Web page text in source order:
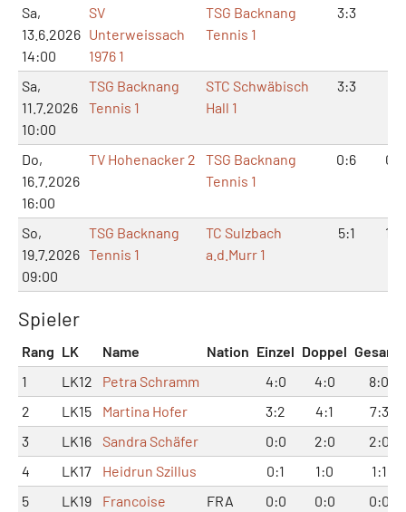
Sa,
13.6.2026
14:00
SV
Unterweissach
1976 1
TSG Backnang
Tennis 1
3:3
Sa,
11.7.2026
10:00
TSG Backnang
Tennis 1
STC Schwäbisch
Hall 1
3:3
Do,
16.7.2026
16:00
TV Hohenacker 2
TSG Backnang
Tennis 1
0:6
So,
19.7.2026
09:00
TSG Backnang
Tennis 1
TC Sulzbach
a.d.Murr 1
5:1
Spieler
Rang LK Name Nation Einzel Doppel Gesamt
1
LK12 Petra Schramm 4:0 4:0
8:0
2
LK15 Martina Hofer 3:2 4:1
7:3
3
LK16 Sandra Schäfer 0:0 2:0
2:0
4
LK17 Heidrun Szillus 0:1 1:0
1:1
5
LK19
Francoise
FRA
0:0 0:0 0:0